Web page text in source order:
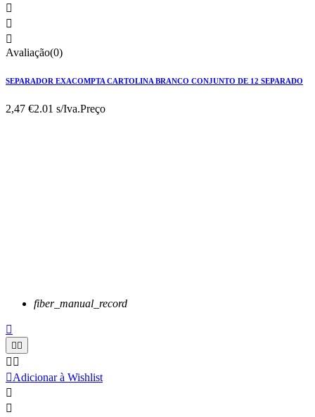



Avaliação(0)
SEPARADOR EXACOMPTA CARTOLINA BRANCO CONJUNTO DE 12 SEPARADO
2,47 €2.01 s/Iva.Preço
fiber_manual_record

 
 
Adicionar à Wishlist

